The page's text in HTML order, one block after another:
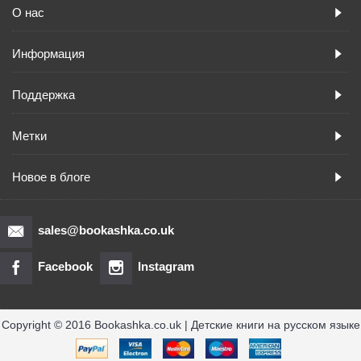
О нас
Информация
Поддержка
Метки
Новое в блоге
sales@bookashka.co.uk
Facebook Instagram
Copyright © 2016 Bookashka.co.uk | Детские книги на русском языке